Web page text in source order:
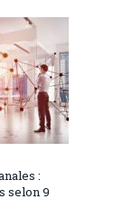
:
selon 9